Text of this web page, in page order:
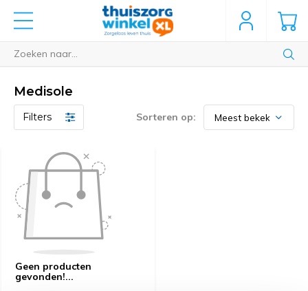
Medisole
Filters Sorteren op:
Geen producten
gevonden!...